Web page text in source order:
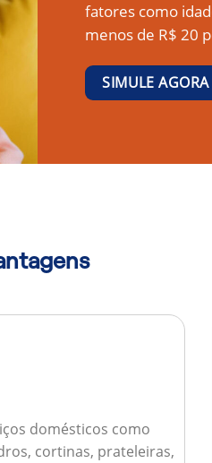
fatores como
menos de R$ 20
SIMULE AGORA
domésticos como
cortinas, prateleiras,